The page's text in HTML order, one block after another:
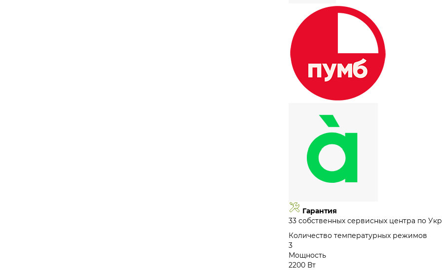
Гарантия
33 собственных сервисных центра по
Количество температурных режимов
3
Мощность
2200 Вт